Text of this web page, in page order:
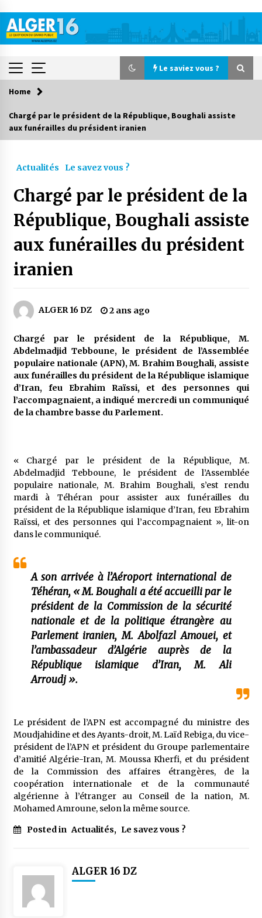
content
Le saviez vous ?
Le saviez vous ?
Accidents de la circulation : 11 décès et 243
Début des camps d’été pour un deuxième
groupe d’enfants autistes
Parking de la Promenade des Sablettes : Mis en
service de bornes automatiques
ayants droit
La Gendarmerie nationale lance ses comptes
officiels sur les réseaux sociaux
1 semaine ago
Droit de change : Le CPA lance une carte VISA
dédiée aux voyages à l’étranger
En service à partir du 1er août prochain :
Lancement de la plateforme numérique dédiée
à l’importation
1 semaine ago
Affaires religieuses : Ouverture des
candidatures au concours du Prix national du
meilleur prêche du vendredi
retraite : Coup d’envoi d’une campagne de
sensibilisation au profit de la communauté
nationale à l’étranger
2 semaines ago
Lancement d’une campagne nationale de
sensibilisation sur la lutte contre le travail
informel
3 semaines ago
fabriquée localement : Une équipe d’étudiants
Université Alger 3 : Lancement d’un master à
cursus intégré à la licence en communication
en langue amazighe
3 semaines ago
Home
Chargé par le président de la République, Boughali assiste
aux funérailles du président iranien
Actualités Le savez vous ?
Chargé par le président de la
République, Boughali assiste
aux funérailles du président
iranien
ALGER 16 DZ 2 ans ago
Chargé par le président de la République, M.
Abdelmadjid Tebboune, le président de l’Assemblée
populaire nationale (APN), M. Brahim Boughali, assiste
aux funérailles du président de la République islamique
d’Iran, feu Ebrahim Raïssi, et des personnes qui
l’accompagnaient, a indiqué mercredi un communiqué
de la chambre basse du Parlement.
« Chargé par le président de la République, M.
Abdelmadjid Tebboune, le président de l’Assemblée
populaire nationale, M. Brahim Boughali, s’est rendu
mardi à Téhéran pour assister aux funérailles du
président de la République islamique d’Iran, feu Ebrahim
Raïssi, et des personnes qui l’accompagnaient », lit-on
dans le communiqué.
A son arrivée à l’Aéroport international de
Téhéran, « M. Boughali a été accueilli par le
président de la Commission de la sécurité
nationale et de la politique étrangère au
Parlement iranien, M. Abolfazl Amouei, et
l’ambassadeur d’Algérie auprès de la
République islamique d’Iran, M. Ali
Arroudj ».
Le président de l’APN est accompagné du ministre des
Moudjahidine et des Ayants-droit, M. Laïd Rebiga, du vice-
président de l’APN et président du Groupe parlementaire
d’amitié Algérie-Iran, M. Moussa Kherfi, et du président
de la Commission des affaires étrangères, de la
coopération internationale et de la communauté
algérienne à l’étranger au Conseil de la nation, M.
Mohamed Amroune, selon la même source.
Posted in Actualités, Le savez vous ?
ALGER 16 DZ